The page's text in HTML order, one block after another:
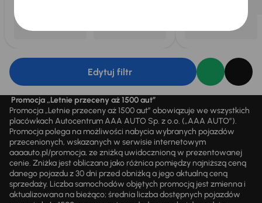
Edytuj filtr
Promocja „Letnie przeceny aż 1500 aut”
Promocja „Letnie przeceny aż 1500 aut” obowiązuje we wszystkich
placówkach Autocentrum AAA AUTO Sp. z o.o. („AAA AUTO”).
Promocja polega na możliwości nabycia wybranych pojazdów
przecenionych, wskazanych w serwisie internetowym
aaaauto.pl/promocja, ze zniżką uwidocznioną w prezentowanej
cenie. Zniżka jest obliczana jako różnica pomiędzy najniższą ceną
danego pojazdu z 30 dni przed obniżką a jego aktualną ceną
sprzedaży. Liczba samochodów objętych promocją jest zmienna i
aktualizowana na bieżąco; średnia liczba dostępnych pojazdów